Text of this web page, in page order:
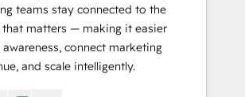
teams stay connected to the
matters — making it easier
connect marketing
and scale intelligently.